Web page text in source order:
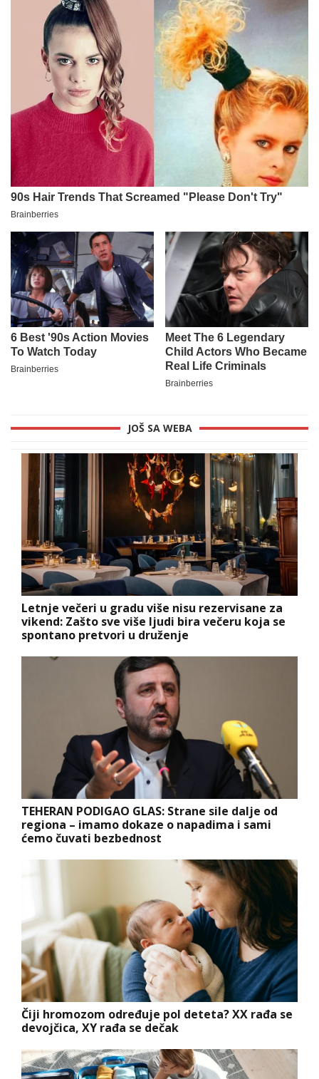
JOŠ SA WEBA
Letnje večeri u gradu više nisu rezervisane za
vikend: Zašto sve više ljudi bira večeru koja se
spontano pretvori u druženje
TEHERAN PODIGAO GLAS: Strane sile dalje od
regiona – imamo dokaze o napadima i sami
ćemo čuvati bezbednost
Čiji hromozom određuje pol deteta? XX rađa se
devojčica, XY rađa se dečak